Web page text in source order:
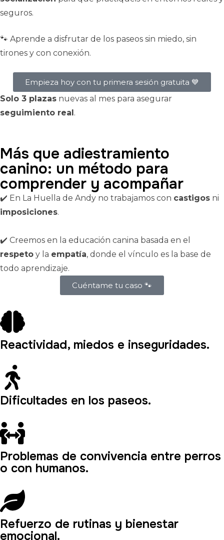
seguros.
🐾 Aprende a disfrutar de los paseos sin miedo, sin
tirones y con conexión.
Empieza hoy con tu primera sesión gratuita 💙
Solo 3 plazas nuevas al mes para asegurar
seguimiento real .
Más que adiestramiento
canino: un método para
comprender y acompañar
✔️ En La Huella de Andy no trabajamos con castigos ni
imposiciones.
✔️ Creemos en la educación canina basada en el
respeto y la empatía, donde el vínculo es la base de
todo aprendizaje.
Cuéntame tu caso 🐾
Reactividad, miedos e inseguridades.
Dificultades en los paseos.
Problemas de convivencia entre perros
o con humanos.
Refuerzo de rutinas y bienestar
emocional.